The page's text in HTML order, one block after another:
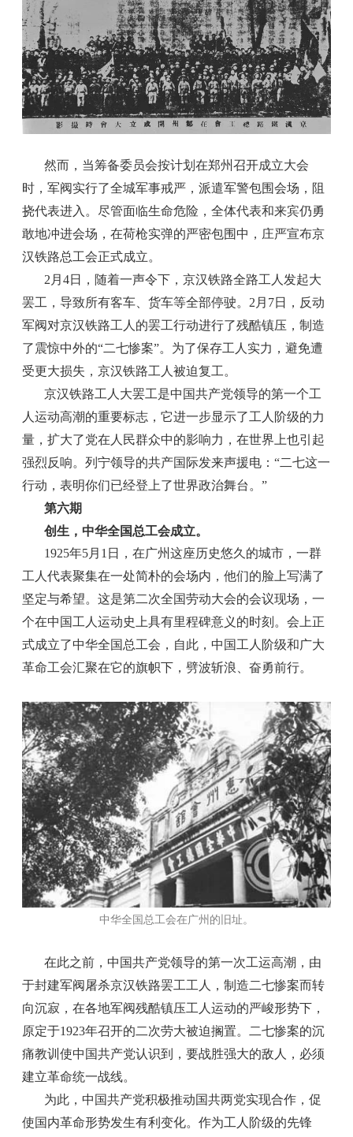
然而，当筹备委员会按计划在郑州召开成立大会
时，军阀实行了全城军事戒严，派遣军警包围会场，阻
挠代表进入。尽管面临生命危险，全体代表和来宾仍勇
敢地冲进会场，在荷枪实弹的严密包围中，庄严宣布京
汉铁路总工会正式成立。
2月4日，随着一声令下，京汉铁路全路工人发起大
罢工，导致所有客车、货车等全部停驶。2月7日，反动
军阀对京汉铁路工人的罢工行动进行了残酷镇压，制造
了震惊中外的“二七惨案”。为了保存工人实力，避免遭
受更大损失，京汉铁路工人被迫复工。
京汉铁路工人大罢工是中国共产党领导的第一个工
人运动高潮的重要标志，它进一步显示了工人阶级的力
量，扩大了党在人民群众中的影响力，在世界上也引起
强烈反响。列宁领导的共产国际发来声援电：“二七这一
行动，表明你们已经登上了世界政治舞台。”
第六期
创生，中华全国总工会成立。
1925年5月1日，在广州这座历史悠久的城市，一群
工人代表聚集在一处简朴的会场内，他们的脸上写满了
坚定与希望。这是第二次全国劳动大会的会议现场，一
个在中国工人运动史上具有里程碑意义的时刻。会上正
式成立了中华全国总工会，自此，中国工人阶级和广大
革命工会汇聚在它的旗帜下，劈波斩浪、奋勇前行。
中华全国总工会在广州的旧址。
在此之前，中国共产党领导的第一次工运高潮，由
于封建军阀屠杀京汉铁路罢工工人，制造二七惨案而转
向沉寂，在各地军阀残酷镇压工人运动的严峻形势下，
原定于1923年召开的二次劳大被迫搁置。二七惨案的沉
痛教训使中国共产党认识到，要战胜强大的敌人，必须
建立革命统一战线。
为此，中国共产党积极推动国共两党实现合作，促
使国内革命形势发生有利变化。作为工人阶级的先锋